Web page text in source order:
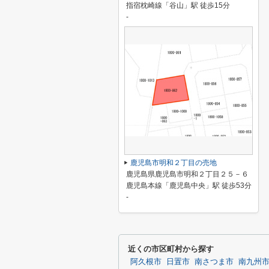
指宿枕崎線「谷山」駅 徒歩15分
-
鹿児島市明和２丁目の売地
鹿児島県鹿児島市明和２丁目２５－６
鹿児島本線「鹿児島中央」駅 徒歩53分
-
近くの市区町村から探す
阿久根市 日置市 南さつま市 南九州市